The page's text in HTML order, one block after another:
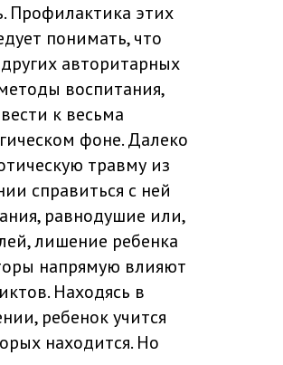
Профилактика этих
понимать, что
авторитарных
воспитания,
к весьма
фоне. Далеко
травму из
справиться с ней
равнодушие или,
лишение ребенка
напрямую влияют
Находясь в
ребенок учится
находится. Но